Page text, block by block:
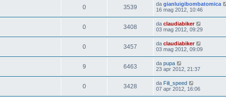
0 3539 da gianluigibombatomica
16 mag 2012, 10:46
0 3408 da claudiabiker
03 mag 2012, 09:29
0 3457 da claudiabiker
03 mag 2012, 09:09
9 6463 da pupa
23 apr 2012, 21:37
0 3428 da Fili_speed
07 apr 2012, 16:06